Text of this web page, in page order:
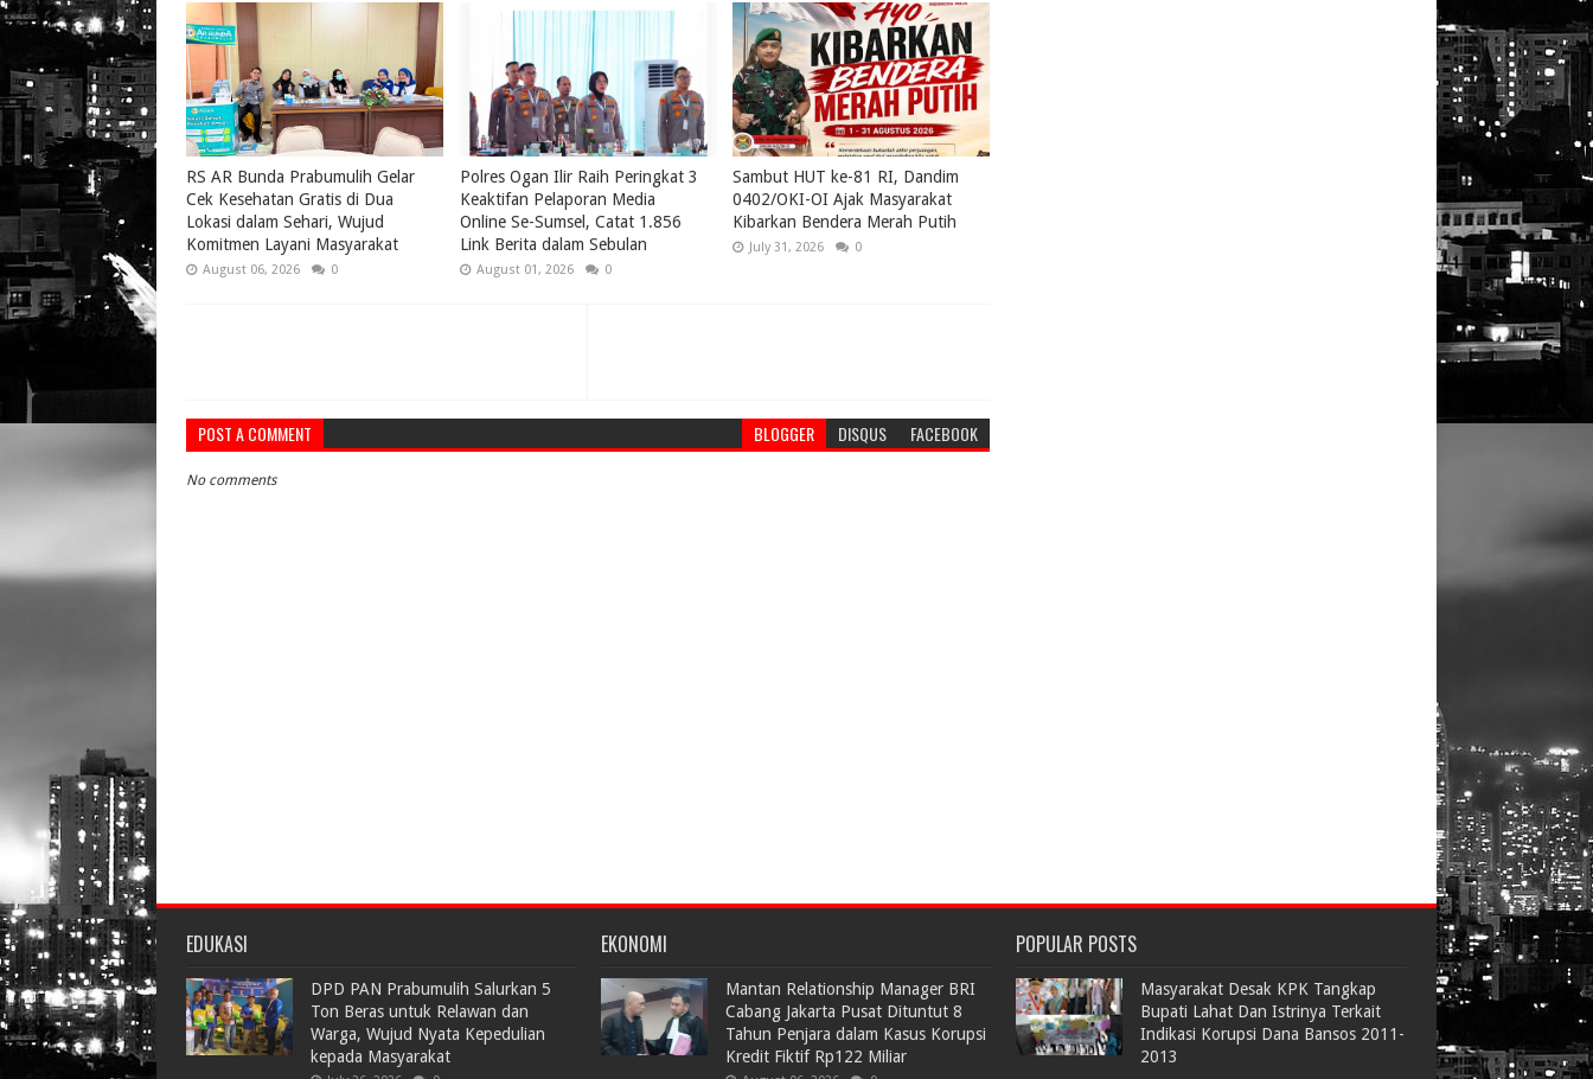
RS AR Bunda Prabumulih Gelar
Cek Kesehatan Gratis di Dua
Lokasi dalam Sehari, Wujud
Komitmen Layani Masyarakat
August 06, 2026 0
Polres Ogan Ilir Raih Peringkat 3
Keaktifan Pelaporan Media
Online Se-Sumsel, Catat 1.856
Link Berita dalam Sebulan
August 01, 2026 0
Sambut HUT ke-81 RI, Dandim
0402/OKI-OI Ajak Masyarakat
Kibarkan Bendera Merah Putih
July 31, 2026 0
POST A COMMENT BLOGGER DISQUS FACEBOOK
No comments
EDUKASI
DPD PAN Prabumulih Salurkan 5
Ton Beras untuk Relawan dan
Warga, Wujud Nyata Kepedulian
kepada Masyarakat
EKONOMI
Mantan Relationship Manager BRI
Cabang Jakarta Pusat Dituntut 8
Tahun Penjara dalam Kasus Korupsi
Kredit Fiktif Rp122 Miliar
POPULAR POSTS
Masyarakat Desak KPK Tangkap
Bupati Lahat Dan Istrinya Terkait
Indikasi Korupsi Dana Bansos 2011-
2013